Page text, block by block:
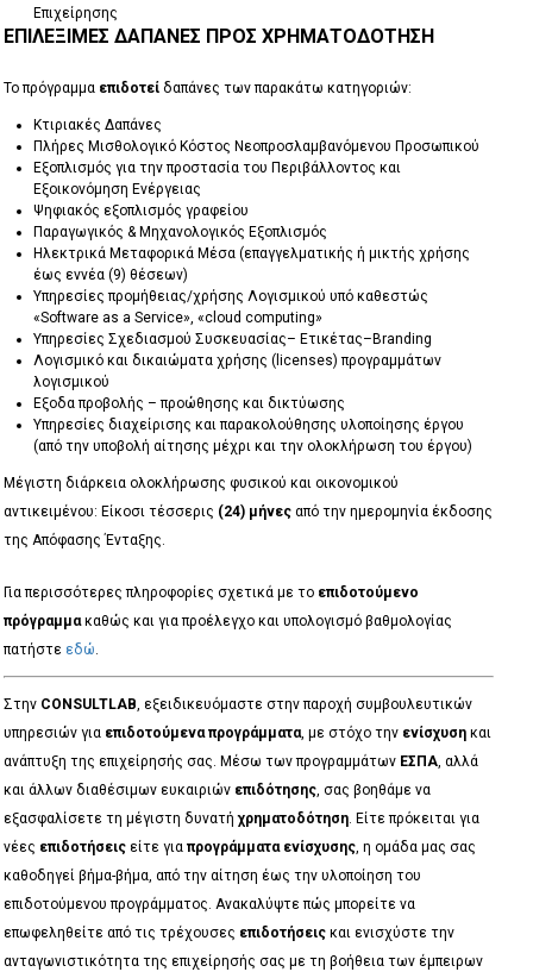
Επιχείρησης
ΕΠΙΛΈΞΙΜΕΣ ΔΑΠΆΝΕΣ ΠΡΟΣ ΧΡΗΜΑΤΟΔΌΤΗΣΗ
Το πρόγραμμα επιδοτείδαπάνες των παρακάτω κατηγοριών:
Κτιριακές Δαπάνες
Πλήρες Μισθολογικό Κόστος Νεοπροσλαμβανόμενου Προσωπικού
Εξοπλισμός για την προστασία του Περιβάλλοντος και
Εξοικονόμηση Ενέργειας
Ψηφιακός εξοπλισμός γραφείου
Παραγωγικός & Μηχανολογικός Εξοπλισμός
Ηλεκτρικά Μεταφορικά Μέσα (επαγγελματικής ή μικτής χρήσης
έως εννέα (9) θέσεων)
Υπηρεσίες προμήθειας/χρήσης Λογισμικού υπό καθεστώς
«Software as a Service», «cloud computing»
Υπηρεσίες Σχεδιασμού Συσκευασίας– Ετικέτας–Branding
Λογισμικό και δικαιώματα χρήσης (licenses) προγραμμάτων
λογισμικού
Eξοδα προβολής – προώθησης και δικτύωσης
Υπηρεσίες διαχείρισης και παρακολούθησης υλοποίησης έργου
(από την υποβολή αίτησης μέχρι και την ολοκλήρωση του έργου)
Μέγιστη διάρκεια ολοκλήρωσης φυσικού και οικονομικού
αντικειμένου: Είκοσι τέσσερις (24) μήνεςαπό την ημερομηνία έκδοσης
της Απόφασης Ένταξης.
Για περισσότερες πληροφορίες σχετικά με το επιδοτούμενο
πρόγραμμακαθώς και για προέλεγχο και υπολογισμό βαθμολογίας
πατήστε εδώ.
Στην CONSULTLAB, εξειδικευόμαστε στην παροχή συμβουλευτικών
υπηρεσιών για επιδοτούμενα προγράμματα, με στόχο την ενίσχυσηκαι
ανάπτυξη της επιχείρησής σας. Μέσω των προγραμμάτων ΕΣΠΑ, αλλά
και άλλων διαθέσιμων ευκαιριών επιδότησης, σας βοηθάμε να
εξασφαλίσετε τη μέγιστη δυνατήχρηματοδότηση. Είτε πρόκειται για
νέες επιδοτήσειςείτε για προγράμματα ενίσχυσης, η ομάδα μας σας
καθοδηγεί βήμα-βήμα, από την αίτηση έως την υλοποίηση του
επιδοτούμενου προγράμματος. Ανακαλύψτε πώς μπορείτε να
επωφεληθείτε από τις τρέχουσες επιδοτήσειςκαι ενισχύστε την
ανταγωνιστικότητα της επιχείρησής σας με τη βοήθεια των έμπειρων